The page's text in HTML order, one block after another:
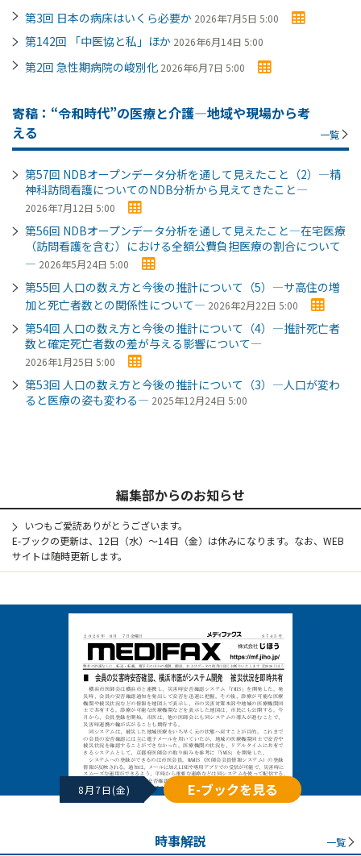
第3回 日本の病床はいくら必要か 2026年7月5日 5:00
第142回 「中医協と私」ほか 2026年6月14日 5:00
第2回 急性期病院の峻別化 2026年6月7日 5:00
寄稿：“令和時代”の医療と介護―地域や現場から考
える
一覧
第57回 NDBオープンデータ分析を通して見えたこと（2）―精
神科訪問看護についてのNDB分析から見えてきたこと―
2026年7月12日 5:00
第56回 NDBオープンデータ分析を通して見えたこと―在宅医療
（訪問看護を含む）における全額公費負担医療の割合について
― 2026年5月24日 5:00
第55回 人口の数え方と今後の推計について（5）―サ高住の増
加と死亡者数との関係性について― 2026年2月22日 5:00
第54回 人口の数え方と今後の推計について（4）―推計死亡者
数と確定死亡者数の差が与える影響について―
2026年1月25日 5:00
第53回 人口の数え方と今後の推計について（3）―人口が変わ
ると医療の姿も変わる― 2025年12月24日 5:00
編集部からのお知らせ
いつもご愛読ありがとうございます。
E-ブックの更新は、12日（水）～14日（金）は休みになります。なお、WEB
サイトは随時更新します。
8月7日(金) E-ブックを見る
時事解説 一覧